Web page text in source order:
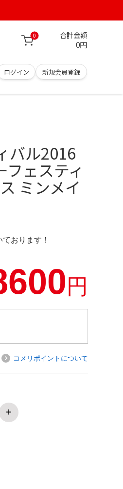
0 合計金額
0円
ログイン 新規会員登録
バル2016
ェスティ
ミンメイ
おります！
円
コメリポイントについて